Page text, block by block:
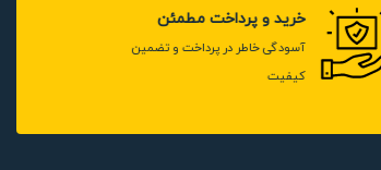
خرید و پرداخت مطمئن
آسودگی خاطر در پرداخت و تضمین
کیفیت